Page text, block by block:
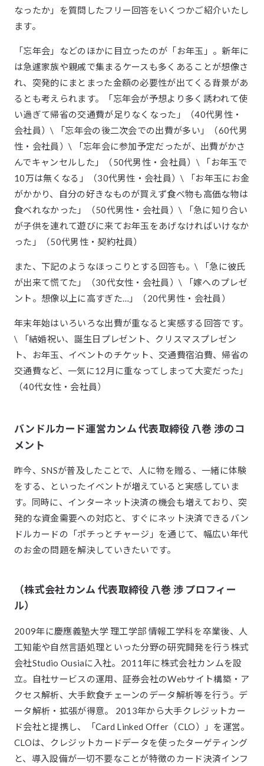
なったか」を質問したフリー回答をいくつかご紹介いたし
ます。
「忘年会」などのほかに目立ったのが「お年玉」。新年に
は急遽家族や親戚で集まるケースも多くあることが想像さ
れ、突発的にまとまった金額の必要性が出てくる背景があ
るとも考えられます。 ​ 「忘年会が予想より多く誘われて使
い過ぎて帰省の交通費が足りなくなった」（40代男性・
会社員）\ 「忘年会の後二次会での出費が多い」（60代男
性・会社員）\ 「忘年会に参加予定だったが、出費がかさ
んでキャンセルした」（50代男性・会社員）\ 「お年玉で
10万は無くなる」（30代男性・会社員）\ 「お年玉にお金
がかかり、自分の好きなものが買えず食べ物も高価な物は
食べれなかった」（50代男性・会社員）\ 「急に知り合い
が子供を連れて遊びに来てお年玉をあげなければいけなか
った」（50代男性・契約社員）
また、下記のようなほっこりとする回答も。\ 「急に彼氏
が出来て慌てた」（30代女性・会社員）\ 「嫁へのプレゼ
ント。想像以上に高すぎた…」（20代男性・会社員）
年末年始はいろいろな出費が重なると実感する回答です。
\ 「結婚祝い、誕生日プレゼント、クリスマスプレゼン
ト、お年玉、イベントのチケット、交通費宿泊費、帰省の
交通費など、一気に12月に重なってしまって大変だった」
（40代女性・会社員）
バンドルカード運営カンム 代表取締役 八巻 渉のコ
メント
昨今、SNSが普及したことで、人に物を贈る、一緒に体験
をする、といったイベントが増えていると実感していま
す。同時に、インターネット決済の機会も増えており、突
発的な資金需要への対応と、すぐにネット決済できるバン
ドルカードの「ポチっとチャージ」を通じて、幅広い年代
のお金の問題を解決していきたいです。
（株式会社カンム 代表取締役 八巻 渉 プロフィー
ル）
2009年に慶應義塾大学 理工学部 情報工学科を卒業後、人
工知能や自然言語処理といった分野の研究開発を行う株式
会社Studio Ousiaに入社。2011年に株式会社カンムを設
立。自社サービスの運用、証券会社のWebサイト構築・ア
クセス解析、大手飲食チェーンのデータ解析等を行う。デ
ータ解析・拡張が得意。 2013年から大手クレジットカー
ド会社と提携し、「Card Linked Offer（CLO）」を運営。
CLOは、クレジットカードデータを使ったターゲティング
と、導入設備が一切不要なことが特徴のカード決済インフ